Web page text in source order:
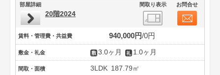
部屋詳細 間取り表示 お問合せ
20階2024
賃料・管理費・共益費 940,000円 0円
敷金・礼金 3.0ヶ月 1.0ヶ月
間取・面積 3LDK 187.79㎡